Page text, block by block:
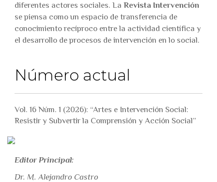
diferentes actores sociales. La Revista Intervención
se piensa como un espacio de transferencia de
conocimiento recíproco entre la actividad científica y
el desarrollo de procesos de intervención en lo social.
Número actual
Vol. 16 Núm. 1 (2026): “Artes e Intervención Social:
Resistir y Subvertir la Comprensión y Acción Social”
Editor Principal:
Dr. M. Alejandro Castro